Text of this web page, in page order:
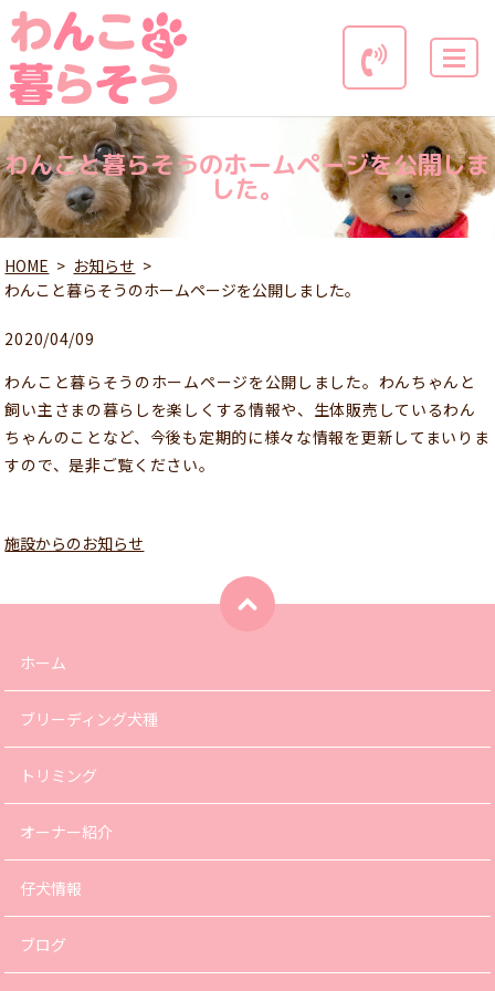
わんこと暮らそうのホームページを公開しま
した。
HOME
お知らせ
わんこと暮らそうのホームページを公開しました。
2020/04/09
わんこと暮らそうのホームページを公開しました。わんちゃんと
飼い主さまの暮らしを楽しくする情報や、生体販売しているわん
ちゃんのことなど、今後も定期的に様々な情報を更新してまいりま
すので、是非ご覧ください。
施設からのお知らせ
ホーム
ブリーディング犬種
トリミング
オーナー紹介
仔犬情報
ブログ